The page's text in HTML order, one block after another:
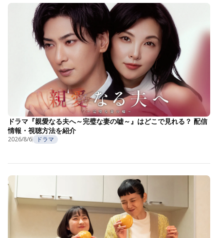
ドラマ『親愛なる夫へ～完璧な妻の嘘～』はどこで見れる？ 配信
情報・視聴方法を紹介
2026/8/6 ドラマ